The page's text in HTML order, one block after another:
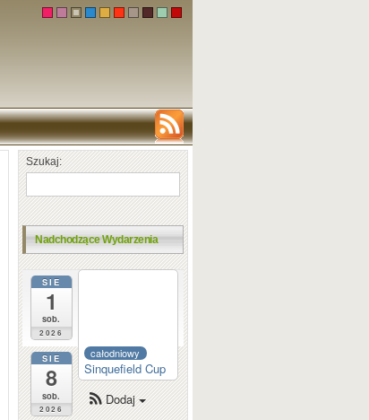
Szukaj:
Nadchodzące Wydarzenia
SIE
1
sob.
2026
SIE
8
sob.
2026
całodniowy
Sinquefield Cup
Dodaj